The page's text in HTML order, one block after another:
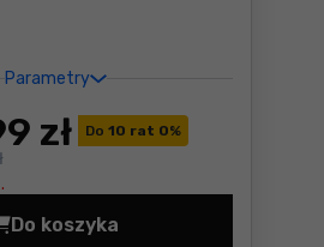
Parametry
Do 10 rat 0%
zł
Do koszyka
Promiennik elektryczny